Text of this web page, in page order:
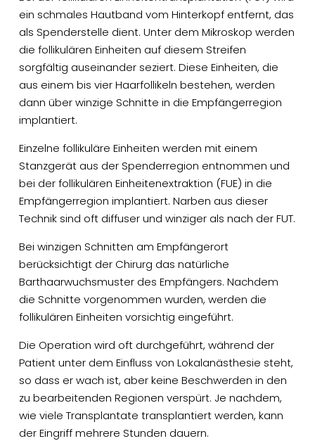
ein schmales Hautband vom Hinterkopf entfernt, das
als Spenderstelle dient. Unter dem Mikroskop werden
die follikulären Einheiten auf diesem Streifen
sorgfältig auseinander seziert. Diese Einheiten, die
aus einem bis vier Haarfollikeln bestehen, werden
dann über winzige Schnitte in die Empfängerregion
implantiert.
Einzelne follikuläre Einheiten werden mit einem
Stanzgerät aus der Spenderregion entnommen und
bei der follikulären Einheitenextraktion (FUE) in die
Empfängerregion implantiert. Narben aus dieser
Technik sind oft diffuser und winziger als nach der FUT.
Bei winzigen Schnitten am Empfängerort
berücksichtigt der Chirurg das natürliche
Barthaarwuchsmuster des Empfängers. Nachdem
die Schnitte vorgenommen wurden, werden die
follikulären Einheiten vorsichtig eingeführt.
Die Operation wird oft durchgeführt, während der
Patient unter dem Einfluss von Lokalanästhesie steht,
so dass er wach ist, aber keine Beschwerden in den
zu bearbeitenden Regionen verspürt. Je nachdem,
wie viele Transplantate transplantiert werden, kann
der Eingriff mehrere Stunden dauern.